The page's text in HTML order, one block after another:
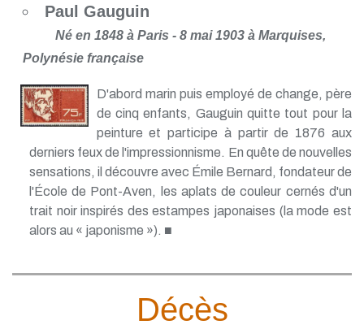
Paul Gauguin
Né en 1848 à Paris - 8 mai 1903 à Marquises,
Polynésie française
D'abord marin puis employé de change, père
de cinq enfants, Gauguin quitte tout pour la
peinture et participe à partir de 1876 aux
derniers feux de l'impressionnisme. En quête de nouvelles
sensations, il découvre avec Émile Bernard, fondateur de
l'École de Pont-Aven, les aplats de couleur cernés d'un
trait noir inspirés des estampes japonaises (la mode est
alors au « japonisme »). ■
Décès